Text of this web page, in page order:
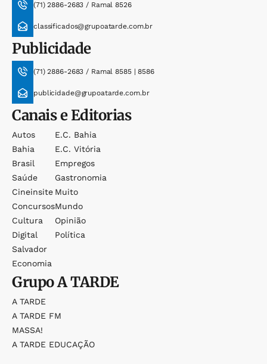
(71) 2886-2683 / Ramal 8526
classificados@grupoatarde.com.br
Publicidade
(71) 2886-2683 / Ramal 8585 | 8586
publicidade@grupoatarde.com.br
Canais e Editorias
Autos
Bahia
Brasil
Saúde
Cineinsite
Concursos
Cultura
Digital
Salvador
Economia
E.c. Bahia
E.c. Vitória
Empregos
Gastronomia
Muito
Mundo
Opinião
Política
GrupoA TARDE
A TARDE
A TARDE FM
MASSA!
A TARDE EDUCAÇÃO